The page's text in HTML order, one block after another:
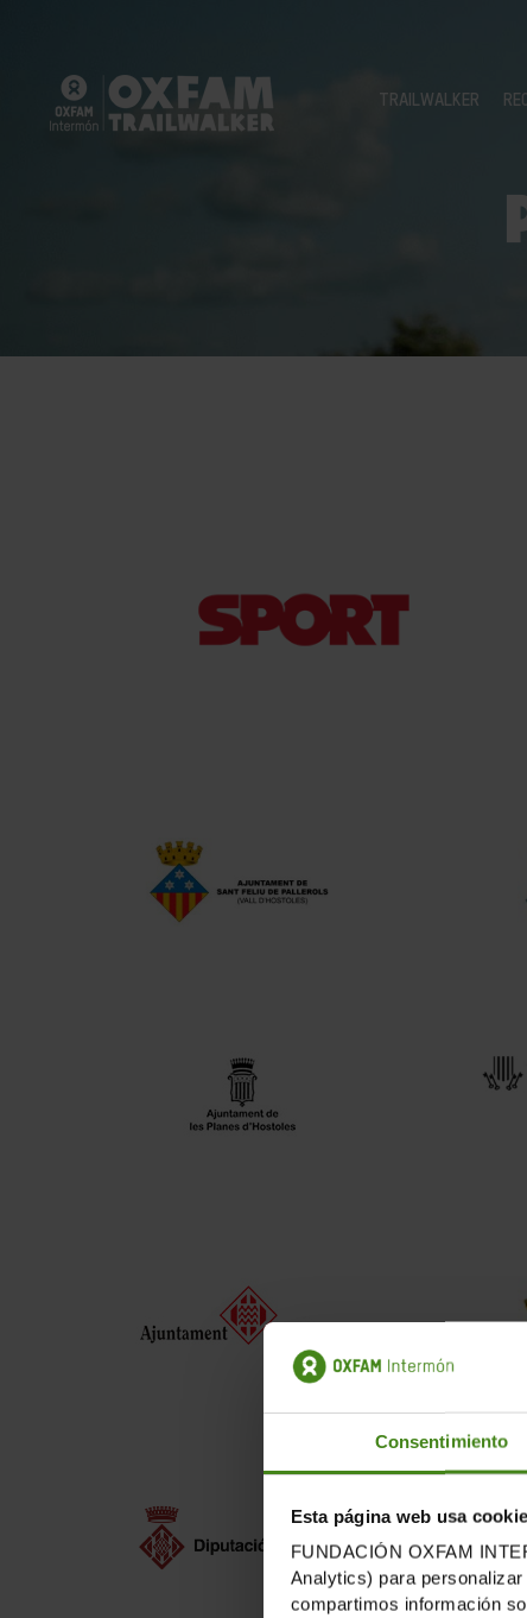
Consentimiento
Esta página web usa
FUNDACIÓN OXFAM
Analytics) para
compartimos información
TRAILWALKER